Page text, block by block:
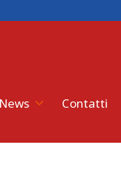
News Contatti